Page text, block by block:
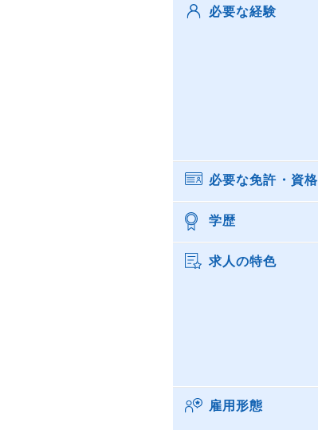
必要な経験
必要な免許・資格
学歴
求人の特色
雇用形態